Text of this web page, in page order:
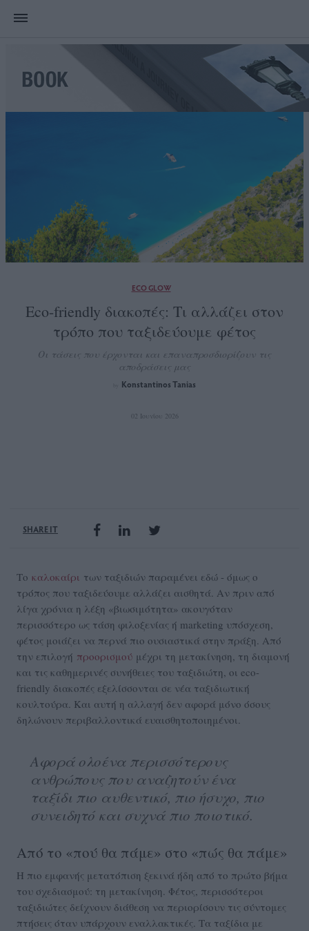
ECO GLOW
Eco-friendly διακοπές: Τι αλλάζει στον
τρόπο που ταξιδεύουμε φέτος
Οι τάσεις που έρχονται και επαναπροσδιορίζουν τις
αποδράσεις μας
Konstantinos Tanias
02 Ιουνίου 2026
SHARE IT
Το καλοκαίρι των ταξιδιών παραμένει εδώ - όμως ο
τρόπος που ταξιδεύουμε αλλάζει αισθητά. Αν πριν από
λίγα χρόνια η λέξη «βιωσιμότητα» ακουγόταν
περισσότερο ως τάση φιλοξενίας ή marketing υπόσχεση,
φέτος μοιάζει να περνά πιο ουσιαστικά στην πράξη. Από
την επιλογή προορισμού μέχρι τη μετακίνηση, τη διαμονή
και τις καθημερινές συνήθειες του ταξιδιώτη, οι eco-
friendly διακοπές εξελίσσονται σε νέα ταξιδιωτική
κουλτούρα. Και αυτή η αλλαγή δεν αφορά μόνο όσους
δηλώνουν περιβαλλοντικά ευαισθητοποιημένοι.
Αφορά ολοένα περισσότερους
ανθρώπους που αναζητούν ένα
ταξίδι πιο αυθεντικό, πιο ήσυχο, πιο
συνειδητό και συχνά πιο ποιοτικό.
Από το «πού θα πάμε» στο «πώς θα πάμε»
Η πιο εμφανής μετατόπιση ξεκινά ήδη από το πρώτο βήμα
του σχεδιασμού: τη μετακίνηση. Φέτος, περισσότεροι
ταξιδιώτες δείχνουν διάθεση να περιορίσουν τις σύντομες
πτήσεις όταν υπάρχουν εναλλακτικές. Τα ταξίδια με